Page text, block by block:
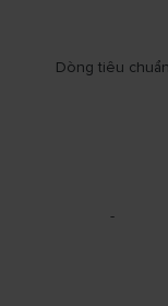
Dòng tiêu chuẩn
-